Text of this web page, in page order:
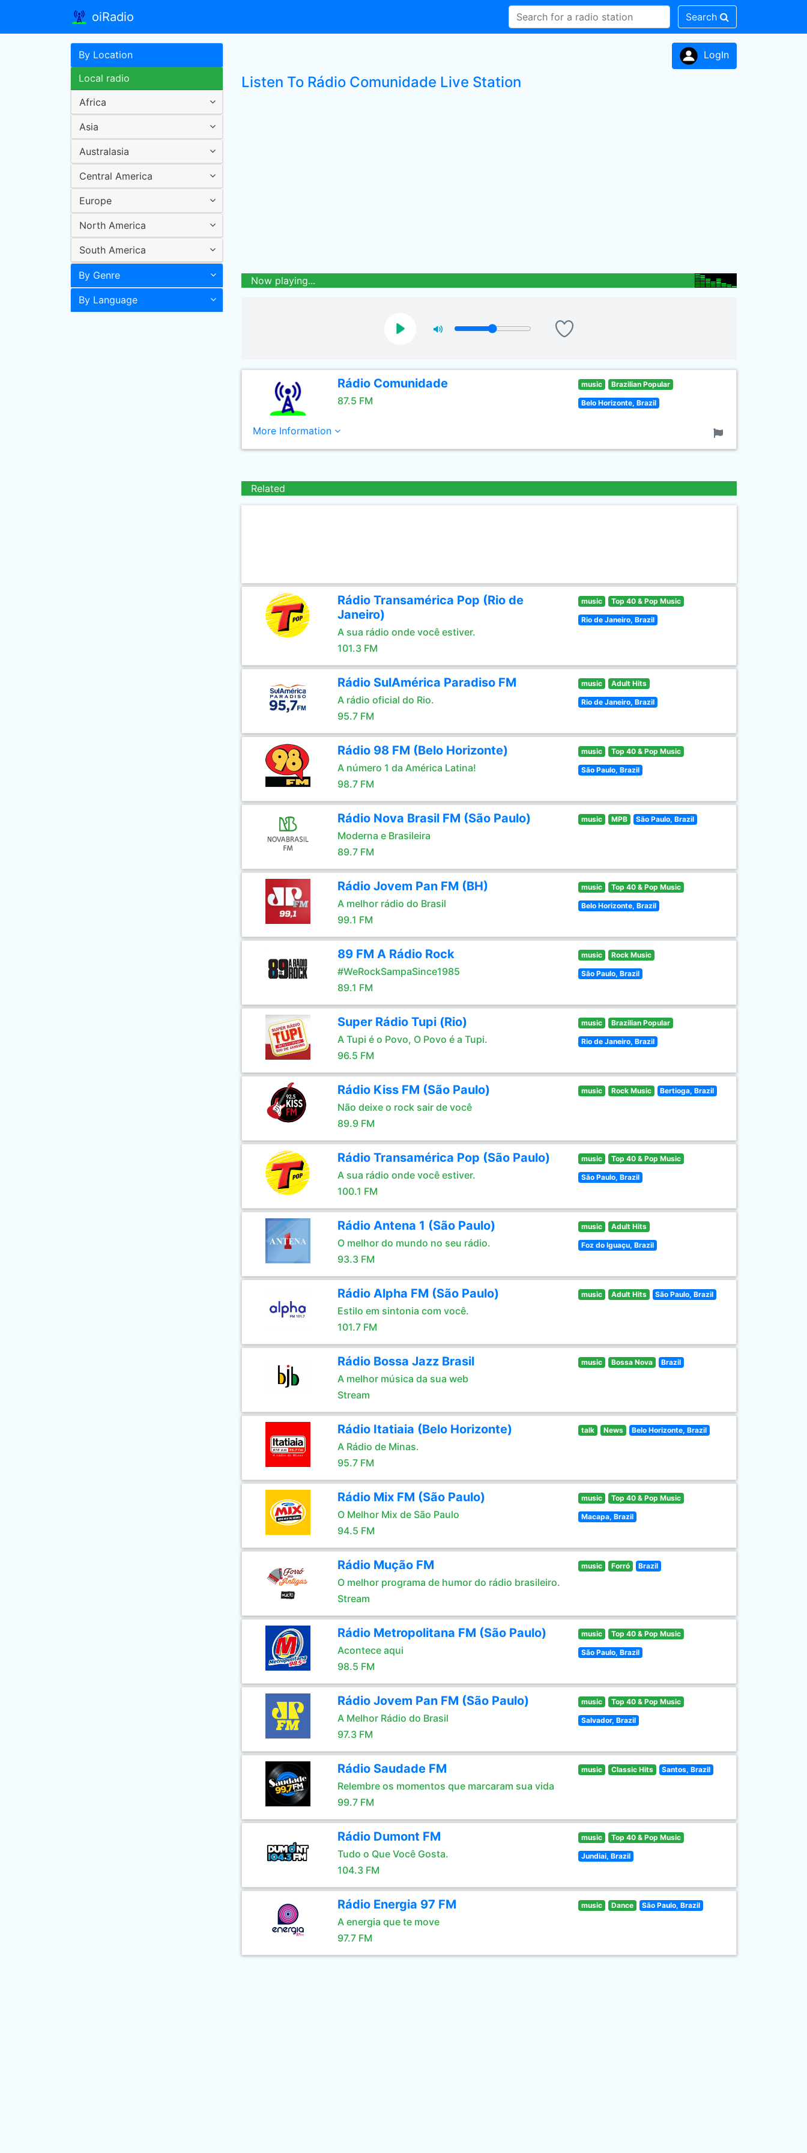
oiRadio Search
By Location
Local radio
Africa
Asia
Australasia
Central America
Europe
North America
South America
By Genre
By Language
LogIn
Listen To Rádio Comunidade Live Station
Now playing...
Rádio Comunidade
87.5 FM
music Brazilian Popular
Belo Horizonte, Brazil
More Information
Related
Rádio Transamérica Pop (Rio de
Janeiro)
A sua rádio onde você estiver.
101.3 FM
music Top 40 & Pop Music
Rio de Janeiro, Brazil
Rádio SulAmérica Paradiso FM
A rádio oficial do Rio.
95.7 FM
music Adult Hits
Rio de Janeiro, Brazil
Rádio 98 FM (Belo Horizonte)
A número 1 da América Latina!
98.7 FM
music Top 40 & Pop Music
São Paulo, Brazil
Rádio Nova Brasil FM (São Paulo)
Moderna e Brasileira
89.7 FM
music MPB São Paulo, Brazil
Rádio Jovem Pan FM (BH)
A melhor rádio do Brasil
99.1 FM
music Top 40 & Pop Music
Belo Horizonte, Brazil
89 FM A Rádio Rock
#WeRockSampaSince1985
89.1 FM
music Rock Music
São Paulo, Brazil
Super Rádio Tupi (Rio)
A Tupi é o Povo, O Povo é a Tupi.
96.5 FM
music Brazilian Popular
Rio de Janeiro, Brazil
Rádio Kiss FM (São Paulo)
Não deixe o rock sair de você
89.9 FM
music Rock Music Bertioga, Brazil
Rádio Transamérica Pop (São Paulo)
A sua rádio onde você estiver.
100.1 FM
music Top 40 & Pop Music
São Paulo, Brazil
Rádio Antena 1 (São Paulo)
O melhor do mundo no seu rádio.
93.3 FM
music Adult Hits
Foz do Iguaçu, Brazil
Rádio Alpha FM (São Paulo)
Estilo em sintonia com você.
101.7 FM
music Adult Hits São Paulo, Brazil
Rádio Bossa Jazz Brasil
A melhor música da sua web
Stream
music Bossa Nova Brazil
Rádio Itatiaia (Belo Horizonte)
A Rádio de Minas.
95.7 FM
talk News Belo Horizonte, Brazil
Rádio Mix FM (São Paulo)
O Melhor Mix de São Paulo
94.5 FM
music Top 40 & Pop Music
Macapa, Brazil
Rádio Mução FM
O melhor programa de humor do rádio brasileiro.
Stream
music Forró Brazil
Rádio Metropolitana FM (São Paulo)
Acontece aqui
98.5 FM
music Top 40 & Pop Music
São Paulo, Brazil
Rádio Jovem Pan FM (São Paulo)
A Melhor Rádio do Brasil
97.3 FM
music Top 40 & Pop Music
Salvador, Brazil
Rádio Saudade FM
Relembre os momentos que marcaram sua vida
99.7 FM
music Classic Hits Santos, Brazil
Rádio Dumont FM
Tudo o Que Você Gosta.
104.3 FM
music Top 40 & Pop Music
Jundiai, Brazil
Rádio Energia 97 FM
A energia que te move
97.7 FM
music Dance São Paulo, Brazil